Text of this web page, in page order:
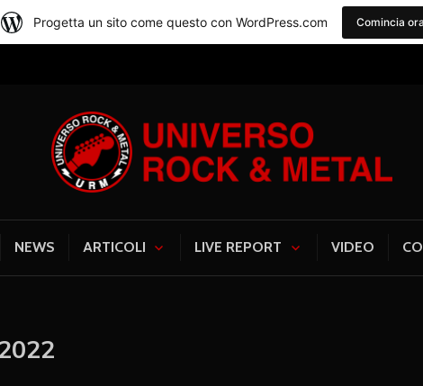
Universo Rock &
NEWS ARTICOLI LIVE REPORT VIDEO
Progetta un sito come questo con WordPress.com Comincia ora